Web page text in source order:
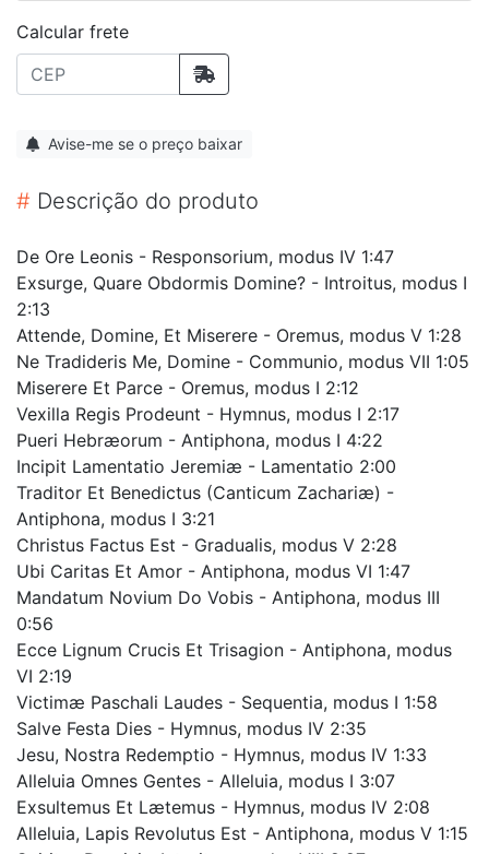
Calcular frete
Avise-me se o preço baixar
# Descrição do produto
De Ore Leonis - Responsorium, modus IV 1:47
Exsurge, Quare Obdormis Domine? - Introitus, modus I
2:13
Attende, Domine, Et Miserere - Oremus, modus V 1:28
Ne Tradideris Me, Domine - Communio, modus VII 1:05
Miserere Et Parce - Oremus, modus I 2:12
Vexilla Regis Prodeunt - Hymnus, modus I 2:17
Pueri Hebræorum - Antiphona, modus I 4:22
Incipit Lamentatio Jeremiæ - Lamentatio 2:00
Traditor Et Benedictus (Canticum Zachariæ) -
Antiphona, modus I 3:21
Christus Factus Est - Gradualis, modus V 2:28
Ubi Caritas Et Amor - Antiphona, modus VI 1:47
Mandatum Novium Do Vobis - Antiphona, modus III
0:56
Ecce Lignum Crucis Et Trisagion - Antiphona, modus
VI 2:19
Victimæ Paschali Laudes - Sequentia, modus I 1:58
Salve Festa Dies - Hymnus, modus IV 2:35
Jesu, Nostra Redemptio - Hymnus, modus IV 1:33
Alleluia Omnes Gentes - Alleluia, modus I 3:07
Exsultemus Et Lætemus - Hymnus, modus IV 2:08
Alleluia, Lapis Revolutus Est - Antiphona, modus V 1:15